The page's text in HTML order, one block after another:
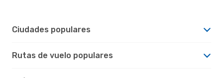
Ciudades populares
Rutas de vuelo populares